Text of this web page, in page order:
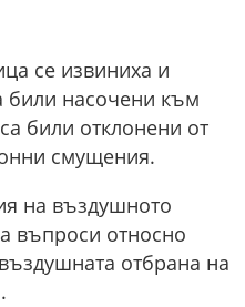
се извиниха и
били насочени към
били отклонени от
смущения.
на въздушното
въпроси относно
отбрана на